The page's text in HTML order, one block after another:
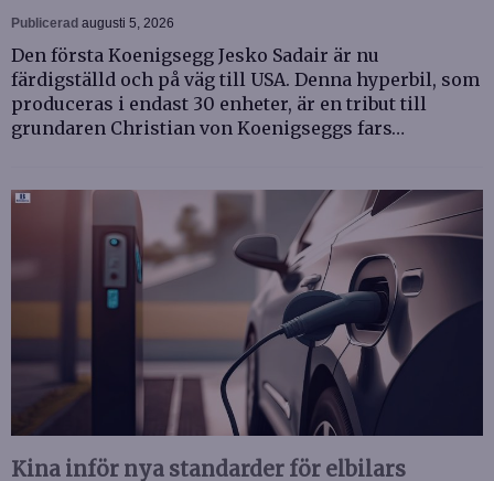
Publicerad augusti 5, 2026
Den första Koenigsegg Jesko Sadair är nu
färdigställd och på väg till USA. Denna hyperbil, som
produceras i endast 30 enheter, är en tribut till
grundaren Christian von Koenigseggs fars…
Kina inför nya standarder för elbilars